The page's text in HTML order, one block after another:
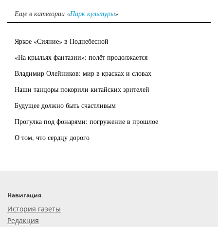
Еще в категории «Парк культуры»
Яркое «Сияние» в Поднебесной
«На крыльях фантазии»: полёт продолжается
Владимир Олейников: мир в красках и словах
Наши танцоры покорили китайских зрителей
Будущее должно быть счастливым
Прогулка под фонарями: погружение в прошлое
О том, что сердцу дорого
Навигация
История газеты
Редакция